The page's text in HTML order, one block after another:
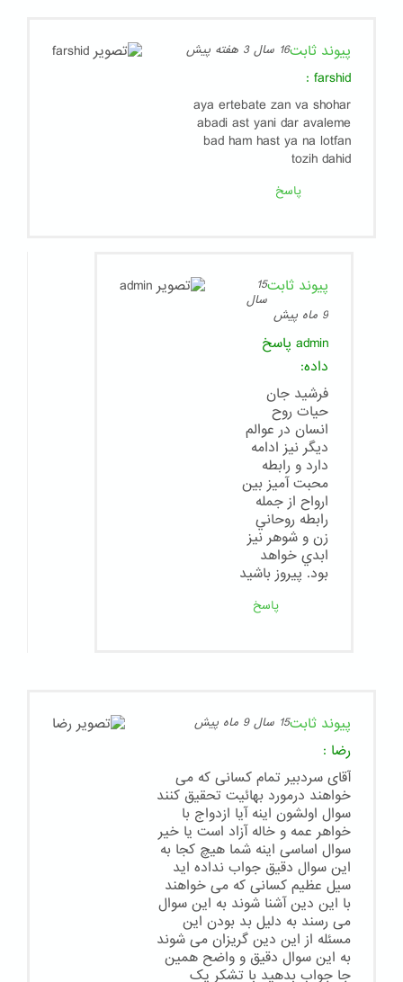
پیوند ثابت16 سال 3 هفته پیش
farshid
:
aya ertebate zan va shohar
abadi ast yani dar avaleme
bad ham hast ya na lotfan
tozih dahid
پاسخ
پیوند ثابت15
سال
9 ماه پیش
admin پاسخ
داده:
فرشيد جان
حيات روح
انسان در عوالم
ديگر نيز ادامه
دارد و رابطه
محبت آميز بين
ارواح از جمله
رابطه روحاني
زن و شوهر نيز
ابدي خواهد
بود. پيروز باشيد
پاسخ
پیوند ثابت15 سال 9 ماه پیش
رضا :
آقای سردبیر تمام کسانی که می
خواهند درمورد بهائیت تحقیق کنند
سوال اولشون اینه آیا ازدواج با
خواهر عمه و خاله آزاد است یا خیر
سوال اساسی اینه شما هیچ کجا به
این سوال دقیق جواب نداده اید
سیل عظیم کسانی که می خواهند
با این دین آشنا شوند به این سوال
می رسند به دلیل بد بودن این
مسئله از این دین گریزان می شوند
به این سوال دقیق و واضح همین
جا جواب بدهید با تشکر یک